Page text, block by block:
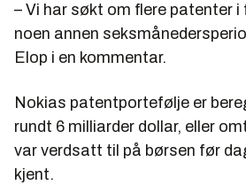
– Vi har søkt om flere patenter
noen annen
Elop i en kommentar.
Nokias patentportefølje er
rundt 6 milliarder dollar, eller
var verdsatt til på børsen før
kjent.